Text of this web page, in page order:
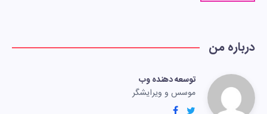
درباره من
توسعه دهنده وب
موسس و ویرایشگر